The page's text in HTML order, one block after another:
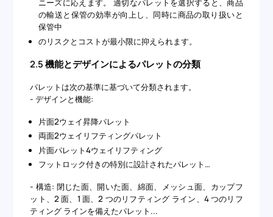
ニーズに応えます。 適切なパレットを選択すると、商品
の輸送と保管の効率が向上し、同時に商品の取り扱いと
保管中
のリスクとコストが最小限に抑えられます。
2.5 機能とデザインによるパレットの分類
パレットは次の基準に基づいて分類されます。
- デザインと機能:
片面2ウェイ昇降パレット
両面2ウェイリフティングパレット
片面パレット4ウェイリフティング
フットロック付きの特別に設計されたパレット…
- 構造: 閉じた面、開いた面、綿面、メッシュ面、カップフ
ット、2 面、1 面、2 つのリフティング ライン、4 つのリフ
ティング ラインを備えたパレット...